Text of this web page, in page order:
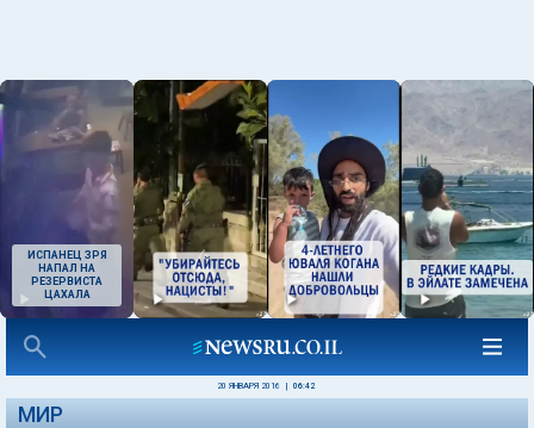
ИСПАНЕЦ ЗРЯ
НАПАЛ НА
РЕЗЕРВИСТА
ЦАХАЛА
20 ЯНВАРЯ 2016 06:42
МИР